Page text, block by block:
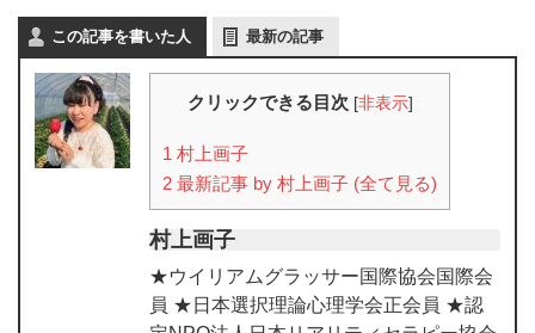
この記事を書いた人 最新の記事
クリックできる目次 [非表示]
1 村上画子
2 最新記事 by 村上画子 (全て見る)
村上画子
★ウイリアムグラッサー国際協会国際会
員 ★日本選択理論心理学会正会員 ★認